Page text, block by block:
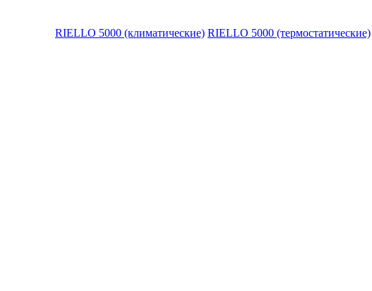
RIELLO 5000 (климатические) RIELLO 5000 (термостатические)